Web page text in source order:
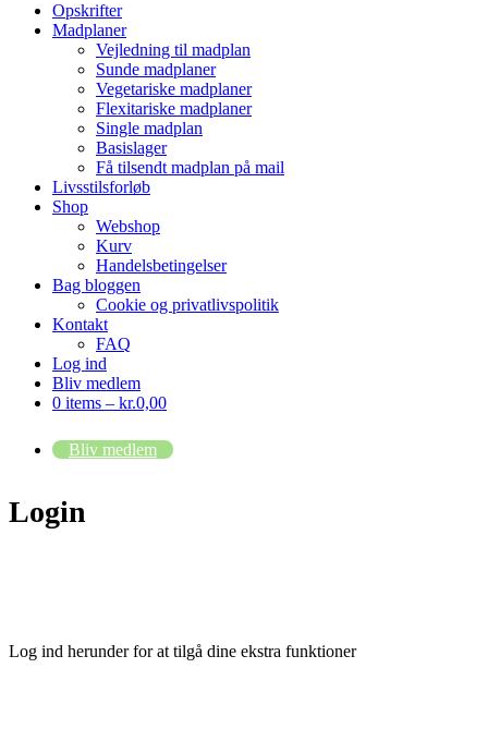
Opskrifter
Madplaner
Vejledning til madplan
Sunde madplaner
Vegetariske madplaner
Flexitariske madplaner
Single madplan
Basislager
Få tilsendt madplan på mail
Livsstilsforløb
Shop
Webshop
Kurv
Handelsbetingelser
Bag bloggen
Cookie og privatlivspolitik
Kontakt
FAQ
Log ind
Bliv medlem
0 items – kr.0,00
Bliv medlem
Login
Log ind herunder for at tilgå dine ekstra funktioner